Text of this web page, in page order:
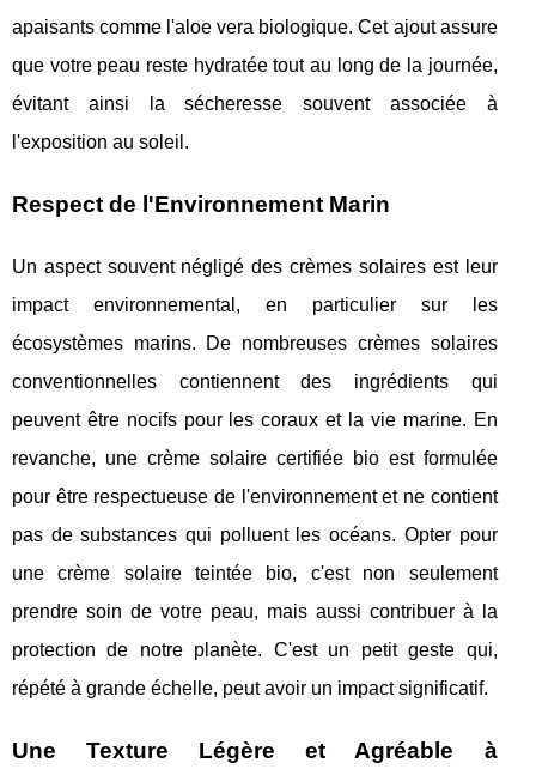
apaisants comme l'aloe vera biologique. Cet ajout assure
que votre peau reste hydratée tout au long de la journée,
évitant ainsi la sécheresse souvent associée à
l'exposition au soleil.
Respect de l'Environnement Marin
Un aspect souvent négligé des crèmes solaires est leur
impact environnemental, en particulier sur les
écosystèmes marins. De nombreuses crèmes solaires
conventionnelles contiennent des ingrédients qui
peuvent être nocifs pour les coraux et la vie marine. En
revanche, une crème solaire certifiée bio est formulée
pour être respectueuse de l'environnement et ne contient
pas de substances qui polluent les océans. Opter pour
une crème solaire teintée bio, c'est non seulement
prendre soin de votre peau, mais aussi contribuer à la
protection de notre planète. C'est un petit geste qui,
répété à grande échelle, peut avoir un impact significatif.
Une Texture Légère et Agréable à